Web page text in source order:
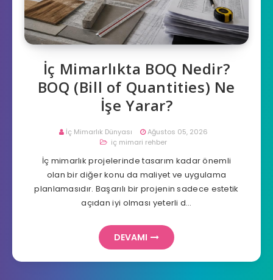
İç Mimarlıkta BOQ Nedir?
BOQ (Bill of Quantities) Ne
İşe Yarar?
İç Mimarlık Dünyası
Ağustos 05, 2026
iç mimari rehber
İç mimarlık projelerinde tasarım kadar önemli
olan bir diğer konu da maliyet ve uygulama
planlamasıdır. Başarılı bir projenin sadece estetik
açıdan iyi olması yeterli d…
DEVAMI